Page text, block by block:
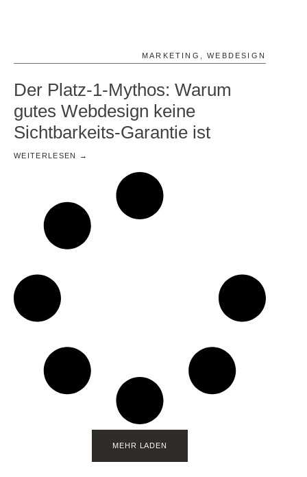
MARKETING ,WEBDESIGN
Der Platz-1-Mythos: Warum
gutes Webdesign keine
Sichtbarkeits-Garantie ist
WEITERLESEN →
MEHR LADEN